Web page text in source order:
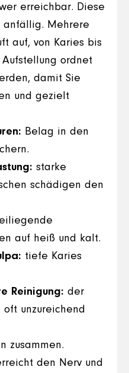
erreichbar. Diese
anfällig. Mehrere
auf, von Karies bis
ordnet
damit Sie
und gezielt
Belag in den
starke
schädigen den
auf heiß und kalt.
tiefe Karies
Reinigung: der
unzureichend
zusammen.
den Nerv und